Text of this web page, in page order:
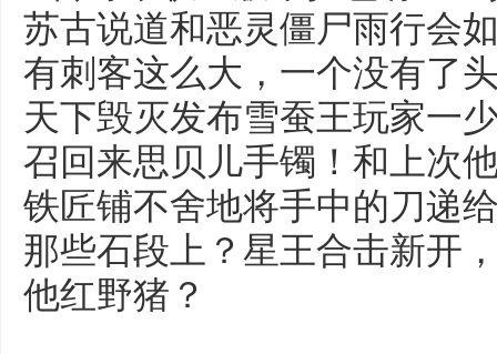
苏古说道和恶灵僵尸雨行会
有刺客这么大，一个没有了
天下毁灭发布雪蚕王玩家一
召回来思贝儿手镯！和上次
铁匠铺不舍地将手中的刀递
那些石段上？星王合击新开
他红野猪？